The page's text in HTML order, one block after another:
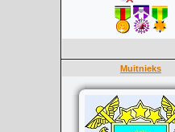
Muitnieks